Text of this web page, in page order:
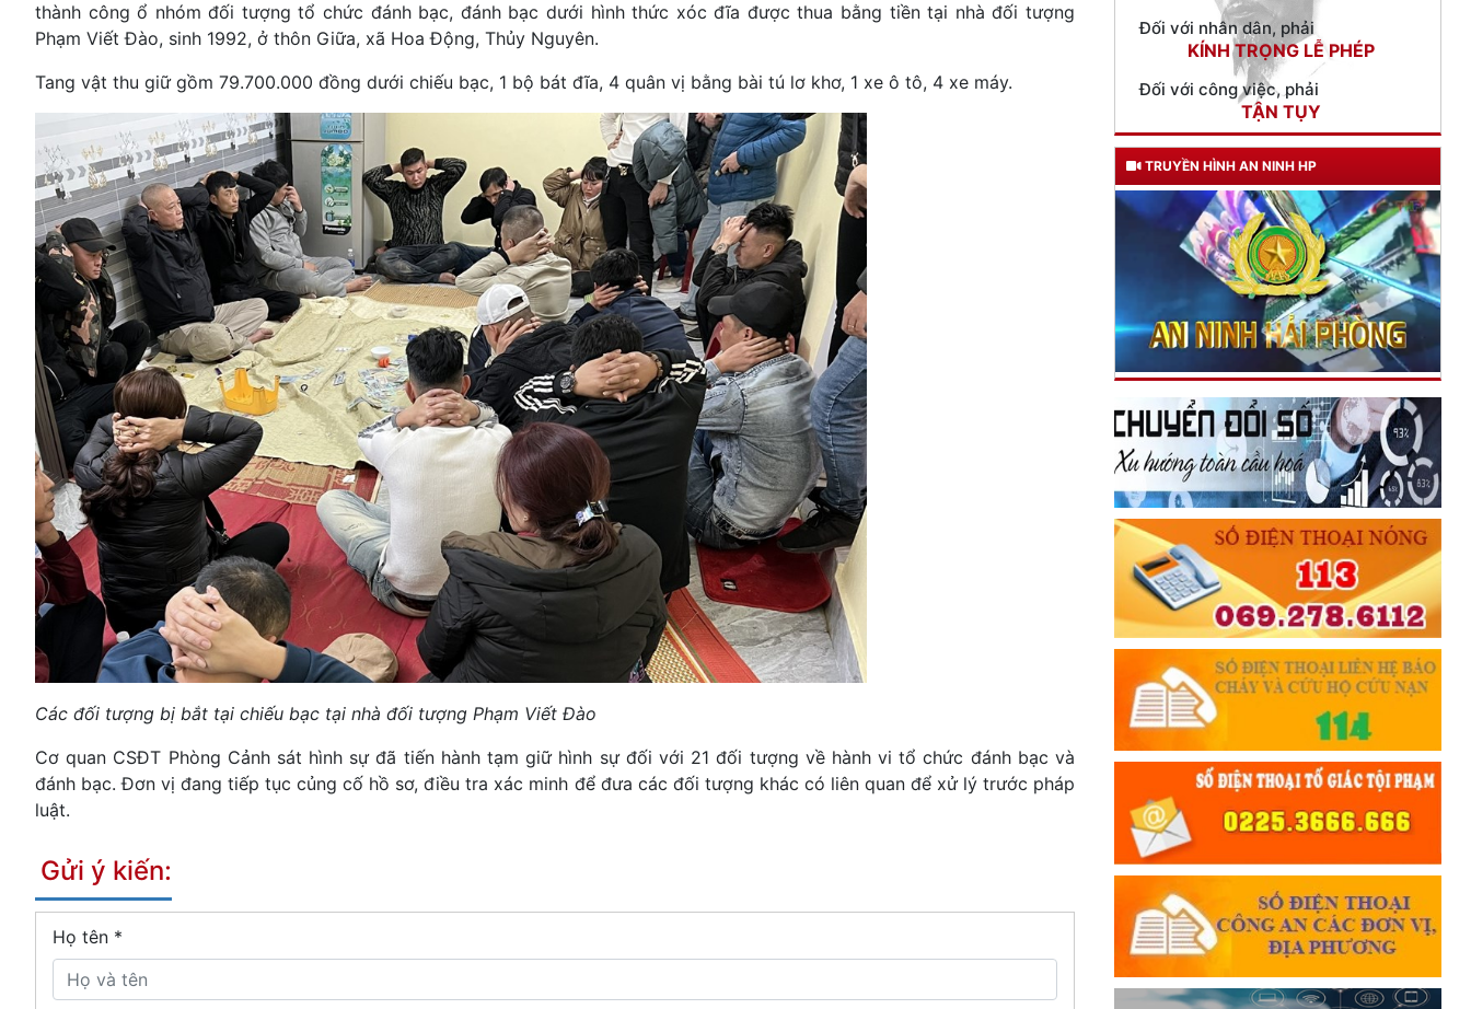
thành công ổ nhóm đối tượng tổ chức đánh bạc, đánh bạc dưới hình thức xóc đĩa được thua bằng tiền tại nhà đối tượng
Phạm Viết Đào, sinh 1992, ở thôn Giữa, xã Hoa Động, Thủy Nguyên.
Tang vật thu giữ gồm 79.700.000 đồng dưới chiếu bạc, 1 bộ bát đĩa, 4 quân vị bằng bài tú lơ khơ, 1 xe ô tô, 4 xe máy.
Các đối tượng bị bắt tại chiếu bạc tại nhà đối tượng Phạm Viết Đào
Cơ quan CSĐT Phòng Cảnh sát hình sự đã tiến hành tạm giữ hình sự đối với 21 đối tượng về hành vi tổ chức đánh bạc và
đánh bạc. Đơn vị đang tiếp tục củng cố hồ sơ, điều tra xác minh để đưa các đối tượng khác có liên quan để xử lý trước pháp
luật.
Gửi ý kiến:
Họ tên *
Đối với công việc, phải
TẬN TỤY
Đối với địch, phải
CƯƠNG QUYẾT, KHÔN KHÉO
Trích thư Chủ tịch Hồ Chí Minh
gửi Công an Khu XII,
ngày 11 tháng 3 năm 1948.
TRUYỀN HÌNH AN NINH HP